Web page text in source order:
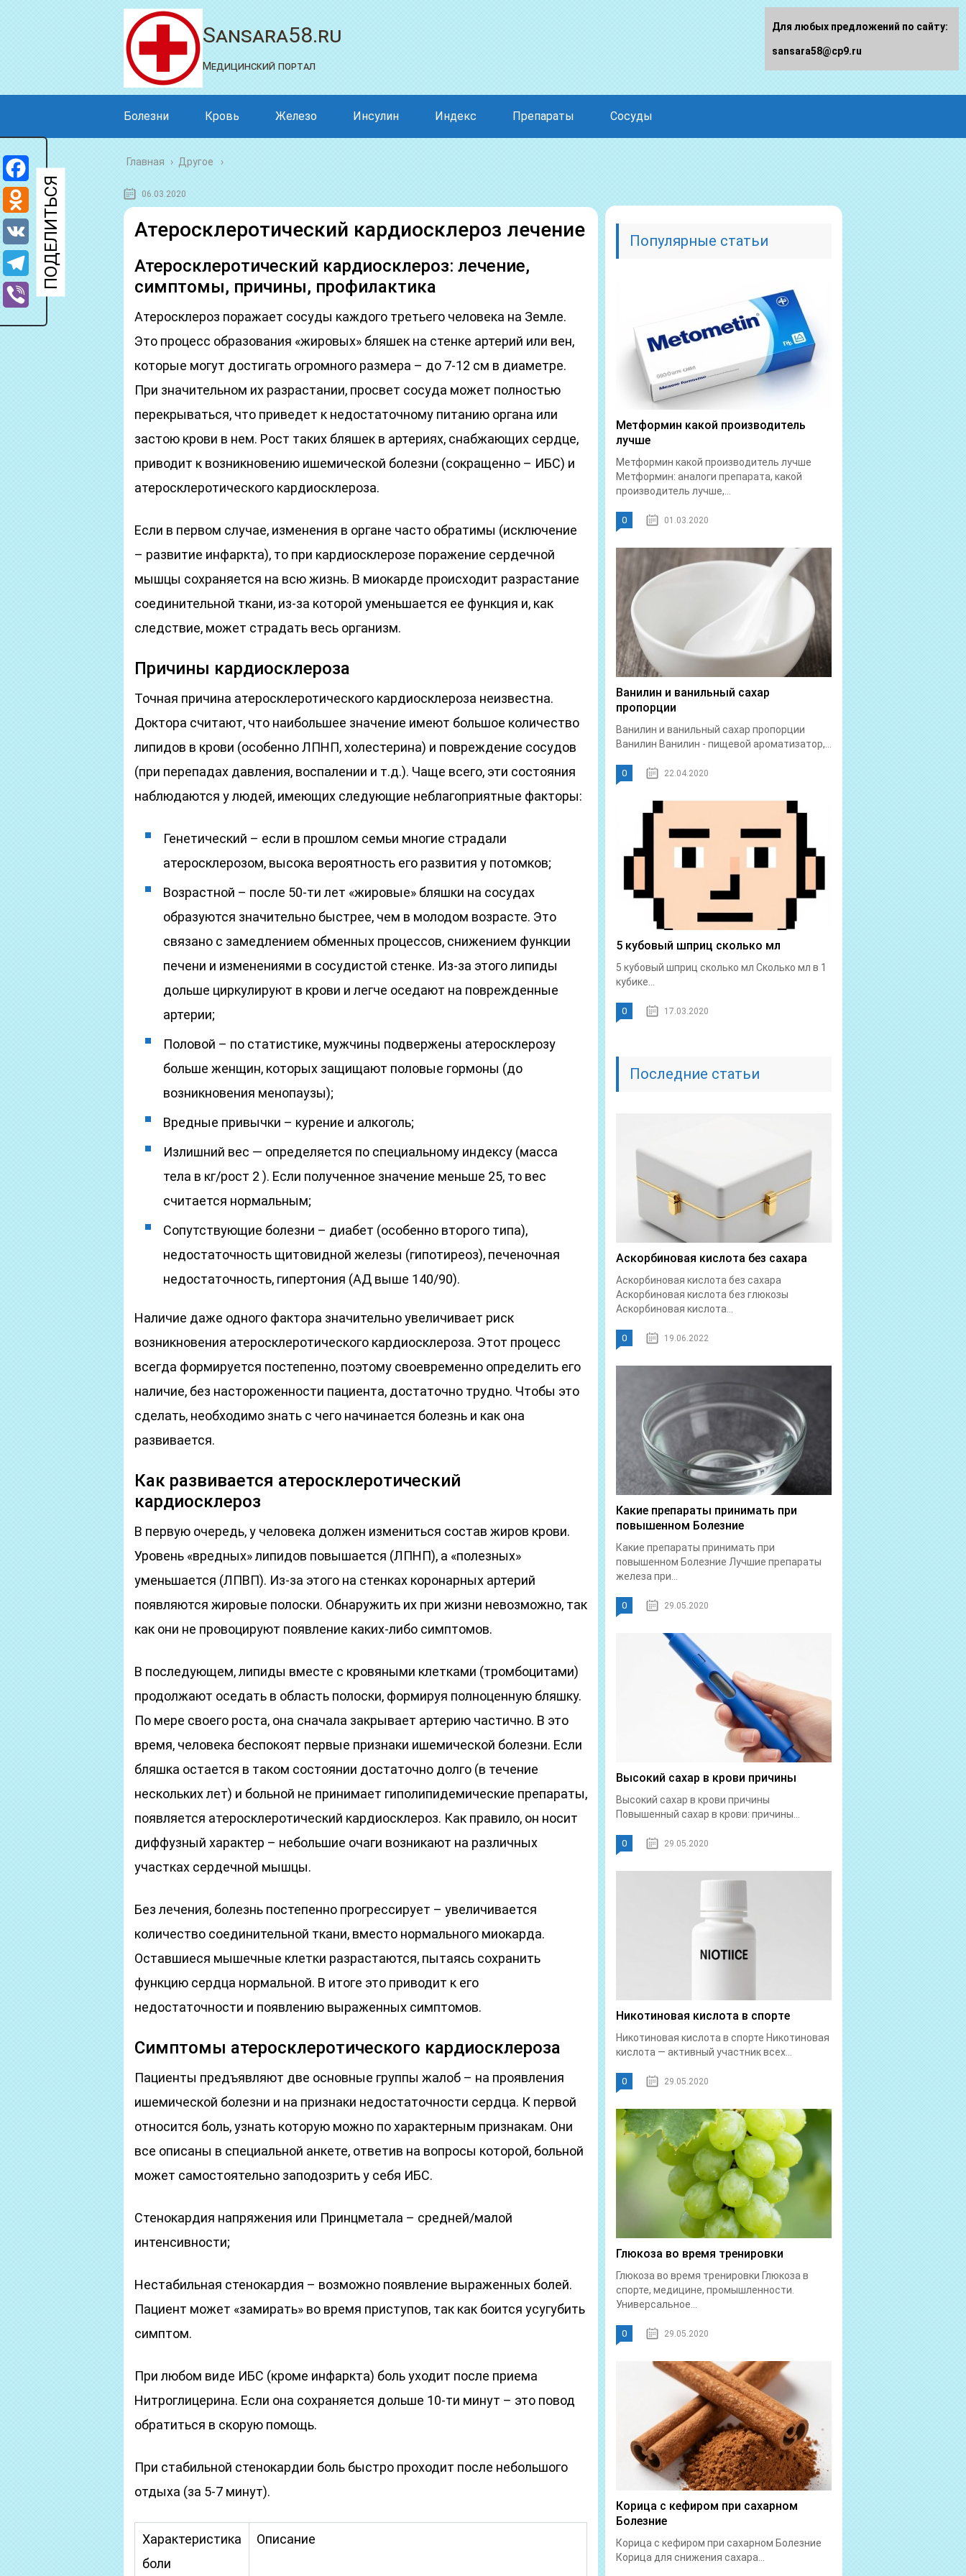
Sansara58.ru
Медицинский портал
Болезни Кровь Железо Инсулин Индекс Препараты Сосуды
Главная › Другое
06.03.2020
Атеросклеротический кардиосклероз лечение
Атеросклеротический кардиосклероз: лечение,
симптомы, причины, профилактика
Атеросклероз поражает сосуды каждого третьего человека на Земле.
Это процесс образования «жировых» бляшек на стенке артерий или вен,
которые могут достигать огромного размера – до 7-12 см в диаметре.
При значительном их разрастании, просвет сосуда может полностью
перекрываться, что приведет к недостаточному питанию органа или
застою крови в нем. Рост таких бляшек в артериях, снабжающих сердце,
приводит к возникновению ишемической болезни (сокращенно – ИБС) и
атеросклеротического кардиосклероза.
Если в первом случае, изменения в органе часто обратимы (исключение
– развитие инфаркта), то при кардиосклерозе поражение сердечной
мышцы сохраняется на всю жизнь. В миокарде происходит разрастание
соединительной ткани, из-за которой уменьшается ее функция и, как
следствие, может страдать весь организм.
Причины кардиосклероза
Точная причина атеросклеротического кардиосклероза неизвестна.
Доктора считают, что наибольшее значение имеют большое количество
липидов в крови (особенно ЛПНП, холестерина) и повреждение сосудов
(при перепадах давления, воспалении и т.д.). Чаще всего, эти состояния
наблюдаются у людей, имеющих следующие неблагоприятные факторы:
Генетический – если в прошлом семьи многие страдали
атеросклерозом, высока вероятность его развития у потомков;
Возрастной – после 50-ти лет «жировые» бляшки на сосудах
образуются значительно быстрее, чем в молодом возрасте. Это
связано с замедлением обменных процессов, снижением функции
печени и изменениями в сосудистой стенке. Из-за этого липиды
дольше циркулируют в крови и легче оседают на поврежденные
артерии;
Половой – по статистике, мужчины подвержены атеросклерозу
больше женщин, которых защищают половые гормоны (до
возникновения менопаузы);
Вредные привычки – курение и алкоголь;
Излишний вес — определяется по специальному индексу (масса
тела в кг/рост 2 ). Если полученное значение меньше 25, то вес
считается нормальным;
Сопутствующие болезни – диабет (особенно второго типа),
недостаточность щитовидной железы (гипотиреоз), печеночная
недостаточность, гипертония (АД выше 140/90).
Наличие даже одного фактора значительно увеличивает риск
возникновения атеросклеротического кардиосклероза. Этот процесс
всегда формируется постепенно, поэтому своевременно определить его
наличие, без настороженности пациента, достаточно трудно. Чтобы это
сделать, необходимо знать с чего начинается болезнь и как она
развивается.
Как развивается атеросклеротический
кардиосклероз
В первую очередь, у человека должен измениться состав жиров крови.
Уровень «вредных» липидов повышается (ЛПНП), а «полезных»
уменьшается (ЛПВП). Из-за этого на стенках коронарных артерий
появляются жировые полоски. Обнаружить их при жизни невозможно, так
как они не провоцируют появление каких-либо симптомов.
В последующем, липиды вместе с кровяными клетками (тромбоцитами)
продолжают оседать в область полоски, формируя полноценную бляшку.
По мере своего роста, она сначала закрывает артерию частично. В это
время, человека беспокоят первые признаки ишемической болезни. Если
бляшка остается в таком состоянии достаточно долго (в течение
нескольких лет) и больной не принимает гиполипидемические препараты,
появляется атеросклеротический кардиосклероз. Как правило, он носит
диффузный характер – небольшие очаги возникают на различных
участках сердечной мышцы.
Без лечения, болезнь постепенно прогрессирует – увеличивается
количество соединительной ткани, вместо нормального миокарда.
Оставшиеся мышечные клетки разрастаются, пытаясь сохранить
функцию сердца нормальной. В итоге это приводит к его
недостаточности и появлению выраженных симптомов.
Симптомы атеросклеротического кардиосклероза
Пациенты предъявляют две основные группы жалоб – на проявления
ишемической болезни и на признаки недостаточности сердца. К первой
относится боль, узнать которую можно по характерным признакам. Они
все описаны в специальной анкете, ответив на вопросы которой, больной
может самостоятельно заподозрить у себя ИБС.
Стенокардия напряжения или Принцметала – средней/малой
интенсивности;
Нестабильная стенокардия – возможно появление выраженных болей.
Пациент может «замирать» во время приступов, так как боится усугубить
симптом.
При любом виде ИБС (кроме инфаркта) боль уходит после приема
Нитроглицерина. Если она сохраняется дольше 10-ти минут – это повод
обратиться в скорую помощь.
При стабильной стенокардии боль быстро проходит после небольшого
отдыха (за 5-7 минут).
Характеристика
боли
Описание
Популярные статьи
Метформин какой производитель
лучше
Метформин какой производитель лучше
Метформин: аналоги препарата, какой
производитель лучше,...
0 01.03.2020
Ванилин и ванильный сахар
пропорции
Ванилин и ванильный сахар пропорции
Ванилин Ванилин - пищевой ароматизатор,...
0 22.04.2020
5 кубовый шприц сколько мл
5 кубовый шприц сколько мл Сколько мл в 1
кубике...
0 17.03.2020
Последние статьи
Аскорбиновая кислота без сахара
Аскорбиновая кислота без сахара
Аскорбиновая кислота без глюкозы
Аскорбиновая кислота...
0 19.06.2022
Какие препараты принимать при
повышенном Болезние
Какие препараты принимать при
повышенном Болезние Лучшие препараты
железа при...
0 29.05.2020
Высокий сахар в крови причины
Высокий сахар в крови причины
Повышенный сахар в крови: причины...
0 29.05.2020
Никотиновая кислота в спорте
Никотиновая кислота в спорте Никотиновая
кислота — активный участник всех...
0 29.05.2020
Глюкоза во время тренировки
Глюкоза во время тренировки Глюкоза в
спорте, медицине, промышленности.
Универсальное...
0 29.05.2020
Корица с кефиром при сахарном
Болезние
Корица с кефиром при сахарном Болезние
Корица для снижения сахара...
Facebook
Odnoklassniki
VK
Telegram
Viber
Для любых предложений по сайту:
sansara58@cp9.ru